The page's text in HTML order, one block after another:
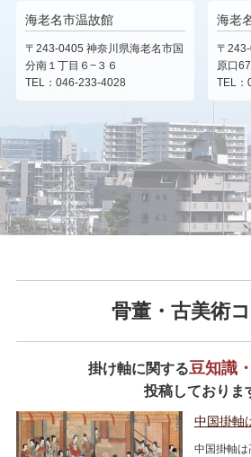
海老名市温故館
〒243-0405 神奈川県海老名市国
分南１丁目６−３６
TEL：046-233-4028
海老
〒
原口
TEL：
骨董・古美術
掛け軸に関する豆知識
投稿しておりま
中国掛軸
中国掛軸は